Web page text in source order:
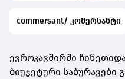
commersant/ კომერსანტი
ევროკავშირში
ბიუჯეტური საბურავები